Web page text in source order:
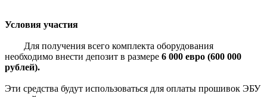
Условия участия
Для получения всего комплекта оборудования
необходимо внести депозит в размере 6 000 евро (600 000
рублей).
Эти средства будут использоваться для оплаты прошивок ЭБУ